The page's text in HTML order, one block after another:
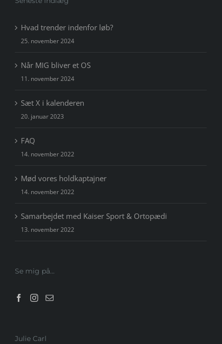
Hvad trender indenfor løb?
25. november 2024
Når MIG bliver et OS
11. november 2024
Sæt X i kalenderen
20. januar 2023
FAQ
14. november 2022
Mød vores holdkaptajner
14. november 2022
Samarbejdet med Kaiser Sport & Ortopædi
13. november 2022
Se mig på…
Julie Carl